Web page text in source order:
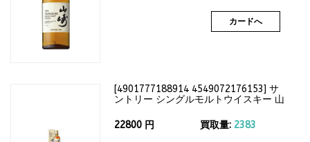
カードへ
[4901777188914 4549072176153] サ
ントリー シングルモルトウイスキー 山
22800 円 買取量: 2383